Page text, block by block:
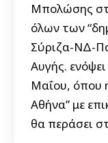
Μπολώσης
όλων των
Σύριζα-ΝΔ-
Αυγής.
Μαΐου, όπου
Αθήνα” με
θα περάσει